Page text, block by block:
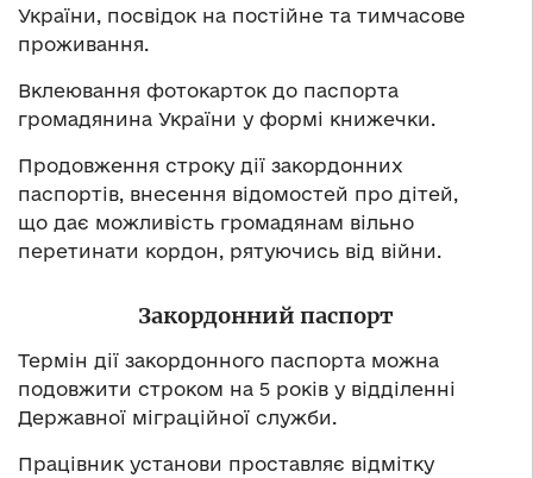
України, посвідок на постійне та тимчасове
проживання.
Вклеювання фотокарток до паспорта
громадянина України у формі книжечки.
Продовження строку дії закордонних
паспортів, внесення відомостей про дітей,
що дає можливість громадянам вільно
перетинати кордон, рятуючись від війни.
Закордонний паспорт
Термін дії закордонного паспорта можна
подовжити строком на 5 років у відділенні
Державної міграційної служби.
Працівник установи проставляє відмітку